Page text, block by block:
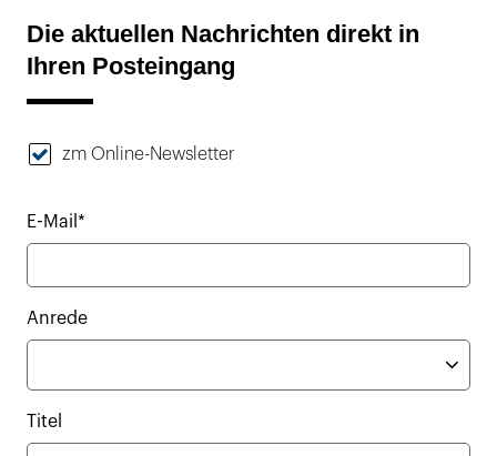
Die aktuellen Nachrichten direkt in
Ihren Posteingang
zm Online-Newsletter
E-Mail*
Anrede
Titel